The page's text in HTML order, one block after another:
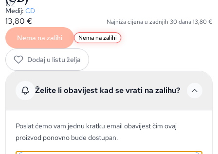
U2
Medij: CD
13,80€ Najniža cijena u zadnjih 30 dana13,80€
Nema na zalihi Nema na zalihi
Dodaj u listu želja
Želite li obavijest kad se vrati na zalihu?
Poslat ćemo vam jednu kratku email obavijest čim ovaj
proizvod ponovno bude dostupan.